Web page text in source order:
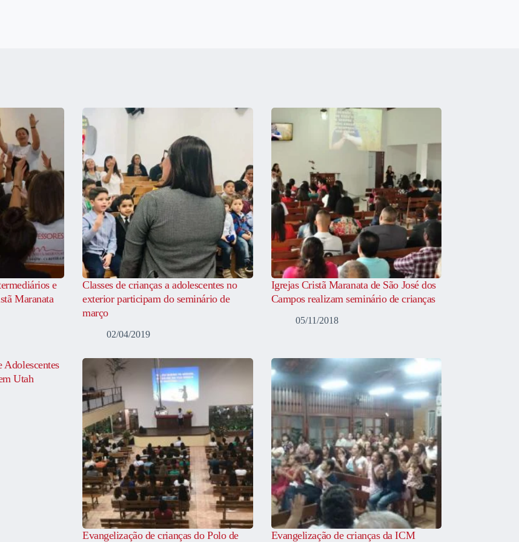
e
Maranata
Classes de crianças a adolescentes no
exterior participam do seminário de
março
02/04/2019
Igrejas Cristã Maranata de São José dos
Campos realizam seminário de crianças
05/11/2018
Adolescentes
Utah
Evangelização de crianças do Polo de Evangelização de crianças da ICM